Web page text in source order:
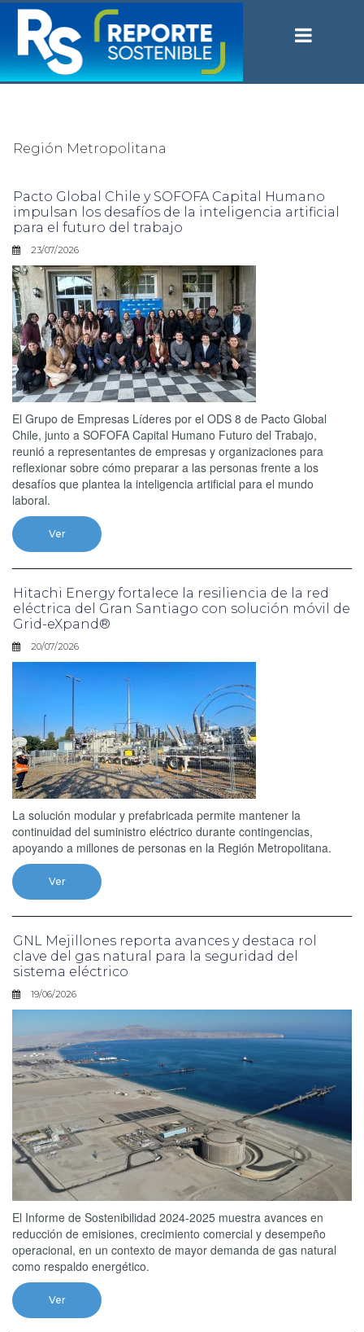
Región Metropolitana
Pacto Global Chile y SOFOFA Capital Humano
impulsan los desafíos de la inteligencia artificial
para el futuro del trabajo
23/07/2026
El Grupo de Empresas Líderes por el ODS 8 de Pacto Global
Chile, junto a SOFOFA Capital Humano Futuro del Trabajo,
reunió a representantes de empresas y organizaciones para
reflexionar sobre cómo preparar a las personas frente a los
desafíos que plantea la inteligencia artificial para el mundo
laboral.
Ver
Hitachi Energy fortalece la resiliencia de la red
eléctrica del Gran Santiago con solución móvil de
Grid-eXpand®
20/07/2026
La solución modular y prefabricada permite mantener la
continuidad del suministro eléctrico durante contingencias,
apoyando a millones de personas en la Región Metropolitana.
Ver
GNL Mejillones reporta avances y destaca rol
clave del gas natural para la seguridad del
sistema eléctrico
19/06/2026
El Informe de Sostenibilidad 2024-2025 muestra avances en
reducción de emisiones, crecimiento comercial y desempeño
operacional, en un contexto de mayor demanda de gas natural
como respaldo energético.
Ver